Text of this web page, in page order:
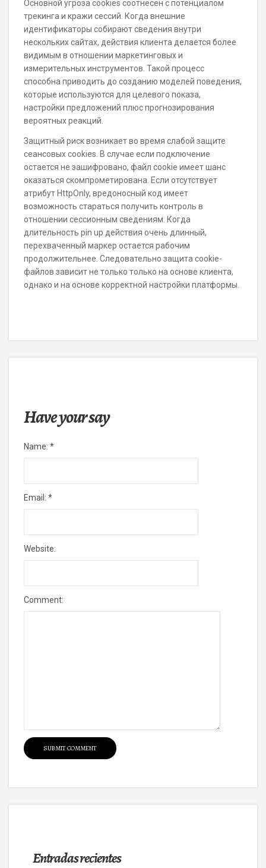
Основной угроза cookies соотнесен с потенциалом
трекинга и кражи сессий. Когда внешние
идентификаторы собирают сведения внутри
нескольких сайтах, действия клиента делается более
видимым в отношении маркетинговых и
измерительных инструментов. Такой процесс
способна приводить до созданию моделей поведения,
которые используются для целевого показа,
настройки предложений плюс прогнозирования
вероятных реакций.
Защитный риск возникает во время слабой защите
сеансовых cookies. В случае если подключение
остается не зашифровано, файл cookie имеет шанс
оказаться скомпрометирована. Если отсутствует
атрибут HttpOnly, вредоносный код имеет
возможность стараться получить контроль в
отношении сессионным сведениям. Когда
длительность pin up действия очень длинный,
перехваченный маркер остается рабочим
продолжительнее. Следовательно защита cookie-
файлов зависит не только только на основе клиента,
однако и на основе корректной настройки платформы.
Have your say
Name: *
Email: *
Website:
Comment:
Entradas recientes